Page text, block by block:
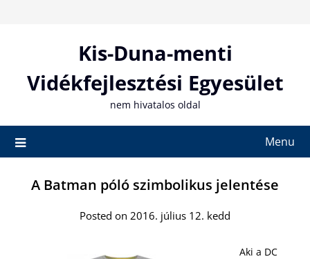
Kis-Duna-menti
Vidékfejlesztési Egyesület
nem hivatalos oldal
Menu
A Batman póló szimbolikus jelentése
Posted on 2016. július 12. kedd
Aki a DC